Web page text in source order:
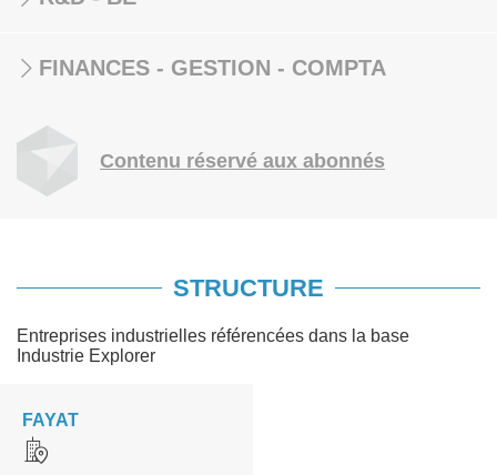
FINANCES - GESTION - COMPTA
Contenu réservé aux abonnés
STRUCTURE
Entreprises industrielles référencées dans la base
Industrie Explorer
FAYAT